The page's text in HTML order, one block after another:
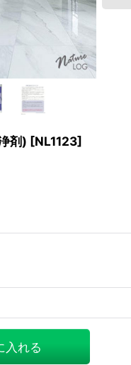
剤) [NL1123]
入れる